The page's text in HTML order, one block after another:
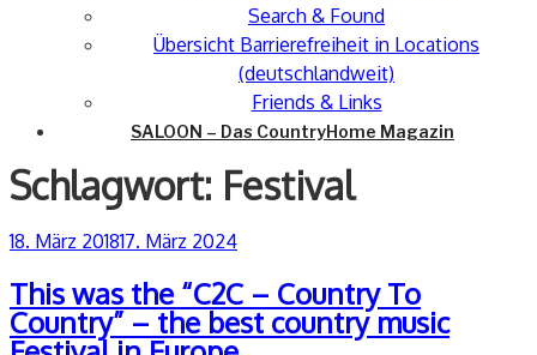
Search & Found
Übersicht Barrierefreiheit in Locations
(deutschlandweit)
Friends & Links
SALOON – Das CountryHome Magazin
Schlagwort: Festival
Veröffentlicht
18. März 201817. März 2024
This was the “C2C – Country To
Country” – the best country music